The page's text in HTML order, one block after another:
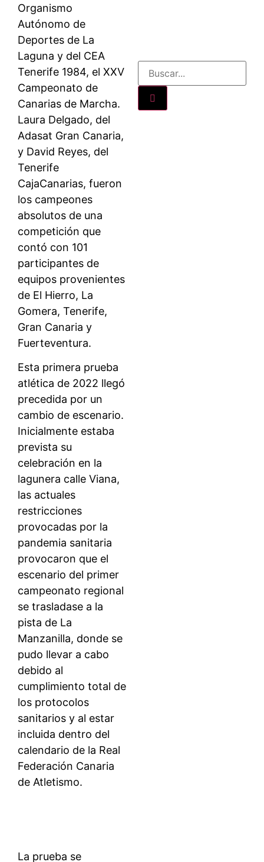
Organismo
Autónomo de
Deportes de La
Laguna y del CEA
Tenerife 1984, el XXV
Campeonato de
Canarias de Marcha.
Laura Delgado, del
Adasat Gran Canaria,
y David Reyes, del
Tenerife
CajaCanarias, fueron
los campeones
absolutos de una
competición que
contó con 101
participantes de
equipos provenientes
de El Hierro, La
Gomera, Tenerife,
Gran Canaria y
Fuerteventura.
Esta primera prueba
atlética de 2022 llegó
precedida por un
cambio de escenario.
Inicialmente estaba
prevista su
celebración en la
lagunera calle Viana,
las actuales
restricciones
provocadas por la
pandemia sanitaria
provocaron que el
escenario del primer
campeonato regional
se trasladase a la
pista de La
Manzanilla, donde se
pudo llevar a cabo
debido al
cumplimiento total de
los protocolos
sanitarios y al estar
incluida dentro del
calendario de la Real
Federación Canaria
de Atletismo.
La prueba se